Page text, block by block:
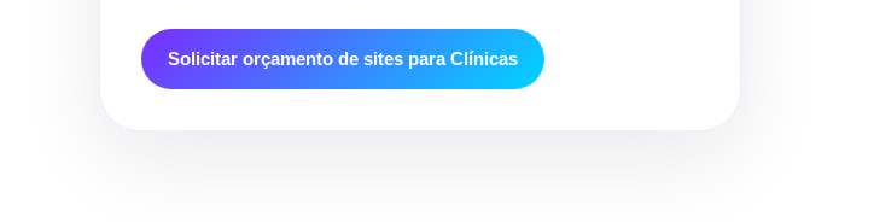
Solicitar orçamento de sites para Clínicas